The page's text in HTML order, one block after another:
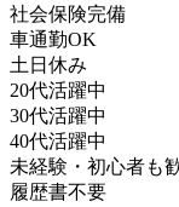
社会保険完備
車通勤OK
土日休み
20代活躍中
30代活躍中
40代活躍中
未経験・初心者も
履歴書不要